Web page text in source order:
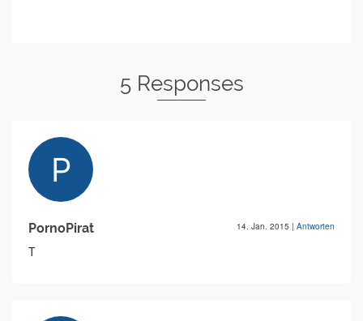
5 Responses
PornoPirat 14. Jan. 2015 | Antworten
T